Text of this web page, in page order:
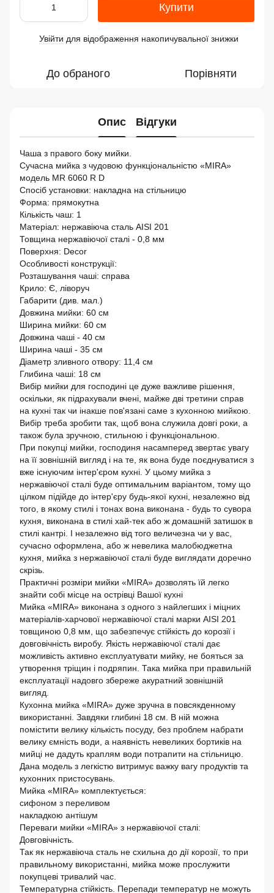
Купити
Увійти для відображення накопичувальної знижки
До обраного Порівняти
Опис Відгуки
Чаша з правого боку мийки.
Сучасна мийка з чудовою функціональністю «MIRA»
модель MR 6060 R D
Спосіб установки: накладна на стільницю
Форма: прямокутна
Кількість чаш: 1
Матеріал: нержавіюча сталь AISI 201
Товщина нержавіючої сталі - 0,8 мм
Поверхня: Decor
Особливості конструкції:
Розташування чаші: справа
Крило: Є, ліворуч
Габарити (див. мал.)
Довжина мийки: 60 см
Ширина мийки: 60 см
Довжина чаші - 40 см
Ширина чаші - 35 см
Діаметр зливного отвору: 11,4 см
Глибина чаші: 18 см
Вибір мийки для господині це дуже важливе рішення,
оскільки, як підрахували вчені, майже дві третини справ
на кухні так чи інакше пов'язані саме з кухонною мийкою.
Вибір треба зробити так, щоб вона служила довгі роки, а
також була зручною, стильною і функціональною.
При покупці мийки, господиня насамперед звертає увагу
на її зовнішній вигляд і на те, як вона буде поєднуватися з
вже iснуючим інтер'єром кухні. У цьому мийка з
нержавіючої сталі буде оптимальним варіантом, тому що
цілком підійде до інтер'єру будь-якої кухні, незалежно від
того, в якому стилі і тонах вона виконана - будь то сувора
кухня, виконана в стилі хай-тек або ж домашній затишок в
стилі кантрі. І незалежно від того величезна чи у вас,
сучасно оформлена, або ж невелика малобюджетна
кухня, мийка з нержавіючої сталі буде виглядати доречно
скрізь.
Практичні розміри мийки «MIRA» дозволять їй легко
знайти собі місце на острівці Вашої кухні
Мийка «MIRA» виконана з одного з найлегших і міцних
матеріалів-харчової нержавіючої сталі марки AISI 201
товщиною 0,8 мм, що забезпечує стійкість до корозії і
довговічність виробу. Якість нержавіючої сталі дає
можливість активно експлуатувати мийку, не бояться за
утворення тріщин і подряпин. Така мийка при правильній
експлуатації надовго збереже акуратний зовнішній
вигляд.
Кухонна мийка «MIRA» дуже зручна в повсякденному
використанні. Завдяки глибині 18 см. В ній можна
помістити велику кількість посуду, без проблем набрати
велику ємність води, а наявність невеликих бортиків на
мийці не дадуть краплям води потрапити на стільницю.
Дана модель з легкістю витримує важку вагу продуктів та
кухонних пристосувань.
Мийка «MIRA» комплектується:
сифоном з переливом
накладкою антiшум
Переваги мийки «MIRA» з нержавіючої сталі:
Довговічність.
Так як нержавіюча сталь не схильна до дії корозії, то при
правильному використанні, мийка може прослужити
покупцеві тривалий час.
Температурна стійкість. Перепади температур не можуть